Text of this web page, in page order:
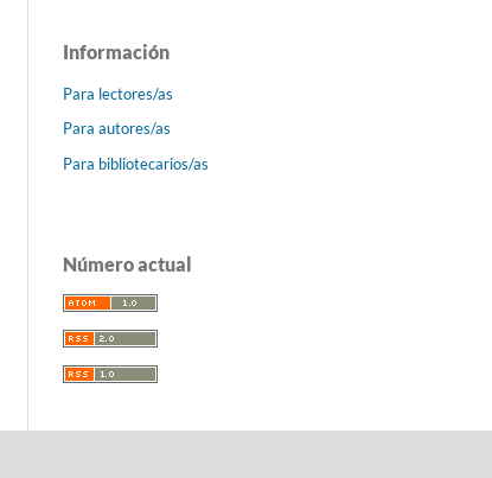
Información
Para lectores/as
Para autores/as
Para bibliotecarios/as
Número actual